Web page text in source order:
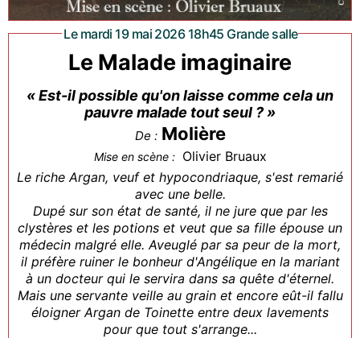
Le mardi 19 mai 2026 18h45 Grande salle
Le Malade imaginaire
« Est-il possible qu'on laisse comme cela un
pauvre malade tout seul ? »
De : Molière
Mise en scène : Olivier Bruaux
Le riche Argan, veuf et hypocondriaque, s'est remarié
avec une belle.
Dupé sur son état de santé, il ne jure que par les
clystères et les potions et veut que sa fille épouse un
médecin malgré elle. Aveuglé par sa peur de la mort,
il préfère ruiner le bonheur d'Angélique en la mariant
à un docteur qui le servira dans sa quête d'éternel.
Mais une servante veille au grain et encore eût-il fallu
éloigner Argan de Toinette entre deux lavements
pour que tout s'arrange...